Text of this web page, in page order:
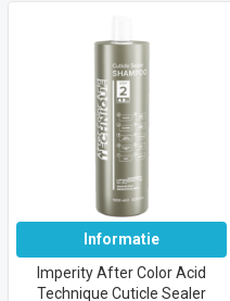
Informatie
Imperity After Color Acid
Technique Cuticle Sealer